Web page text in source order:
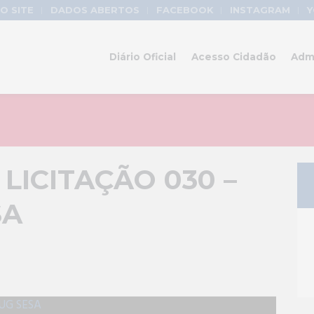
SITE DADOS ABERTOS FACEBOOK INSTAGRAM
Diário Oficial Acesso Cidadão
030 –